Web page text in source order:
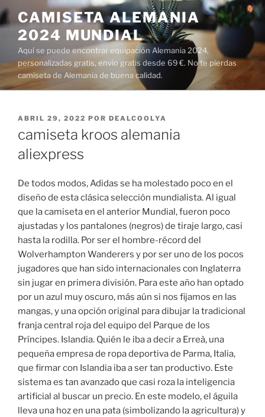
Saltar
al
contenido
CAMISETA ALEMANIA
2024 MUNDIAL
Aquí se puede encontrar equipación Alemania 2024,
personalizadas gratis, envío gratis desde 69 €. No te pierdas
camiseta de Alemania de buena calidad.
PUBLICADO
ABRIL 29, 2022 POR DEALCOOLYA
camiseta kroos alemania
aliexpress
De todos modos, Adidas se ha molestado poco en el
diseño de esta clásica selección mundialista. Al igual
que la camiseta en el anterior Mundial, fueron poco
ajustadas y los pantalones (negros) de tiraje largo, casi
hasta la rodilla. Por ser el hombre-récord del
Wolverhampton Wanderers y por ser uno de los pocos
jugadores que han sido internacionales con Inglaterra
sin jugar en primera división. Para este año han optado
por un azul muy oscuro, más aún si nos fijamos en las
mangas, y una opción original para dibujar la tradicional
franja central roja del equipo del Parque de los
Príncipes. Islandia. Quién le iba a decir a Erreà, una
pequeña empresa de ropa deportiva de Parma, Italia,
que firmar con Islandia iba a ser tan productivo. Este
sistema es tan avanzado que casi roza la inteligencia
artificial al buscar un precio. En este modelo, el águila
lleva una hoz en una pata (simbolizando la agricultura) y